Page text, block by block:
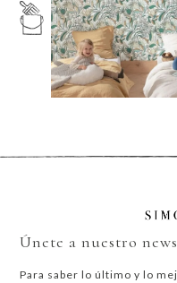
Únete a nuestro
Para saber lo último y lo